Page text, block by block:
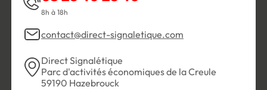
8h à 18h
contact@direct-signaletique.com
Direct Signalétique
Parc d'activités économiques de la Creule
59190 Hazebrouck